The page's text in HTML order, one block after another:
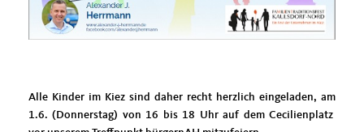
Alle Kinder im Kiez sind daher recht herzlich eingeladen, am
1.6. (Donnerstag) von 16 bis 18 Uhr auf dem Cecilienplatz